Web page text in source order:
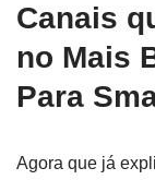
Canais
no Mais
Para
Agora que já